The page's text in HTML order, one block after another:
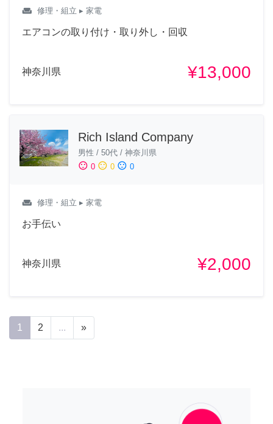
weekend 修理・組立 ▸ 家電
エアコンの取り付け・取り外し・回収
神奈川県 ¥13,000
Rich Island Company
男性 / 50代 / 神奈川県
sentiment_satisfied 0 sentiment_neutral 0 sentiment_dissatisfied 0
weekend 修理・組立 ▸ 家電
お手伝い
神奈川県 ¥2,000
1 2 ... »